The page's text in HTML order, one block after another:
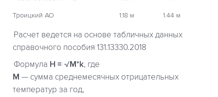
Троицкий АО 1.18 м 1.44 м
Расчет ведется на основе табличных данных
справочного пособия 131.13330.2018
Формула H = √M*k, где
М — сумма среднемесячных отрицательных
температур за год,